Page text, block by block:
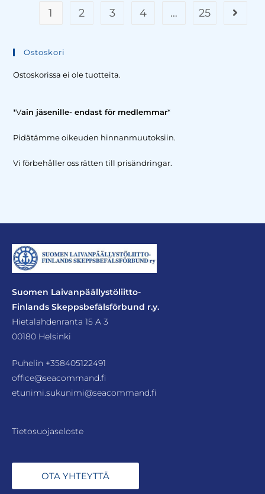
1 2 3 4 … 25
Ostoskori
Ostoskorissa ei ole tuotteita.
*Vain jäsenille- endast för medlemmar*
Pidätämme oikeuden hinnanmuutoksiin.
Vi förbehåller oss rätten till prisändringar.
Suomen Laivanpäällystöliitto-
Finlands Skeppsbefälsförbund r.y.
Hietalahdenranta 15 A 3
00180 Helsinki
Puhelin +358405122491
office@seacommand.fi
etunimi.sukunimi@seacommand.fi
Tietosuojaseloste
OTA YHTEYTTÄ